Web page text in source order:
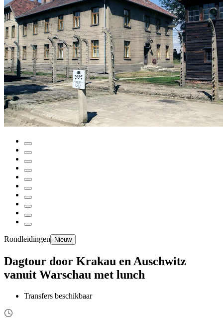
Rondleidingen Nieuw
Dagtour door Krakau en Auschwitz
vanuit Warschau met lunch
Transfers beschikbaar